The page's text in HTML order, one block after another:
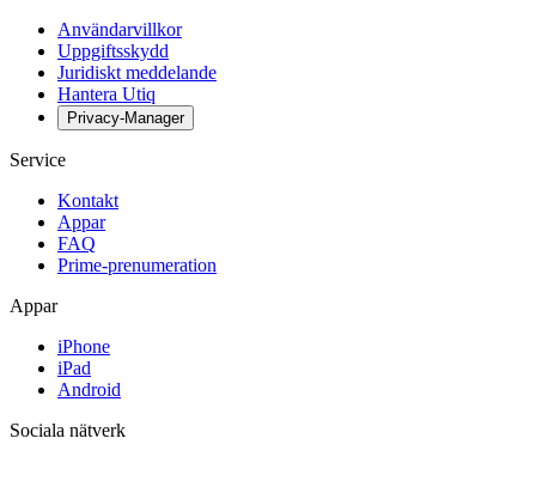
Användarvillkor
Uppgiftsskydd
Juridiskt meddelande
Hantera Utiq
Privacy-Manager
Service
Kontakt
Appar
FAQ
Prime-prenumeration
Appar
iPhone
iPad
Android
Sociala nätverk